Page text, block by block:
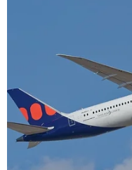
Khắc phục "Thẻ
07/08/2026 10:49
Đà Nẵng: Tìm thấy 3